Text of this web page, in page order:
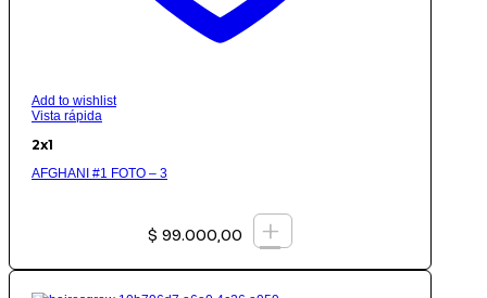
Add to wishlist
Vista rápida
2x1
AFGHANI #1 FOTO – 3
$ 99.000,00 +